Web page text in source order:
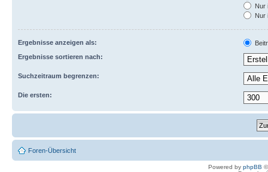
Nur
Nur
Ergebnisse anzeigen als:
Ergebnisse sortieren nach:
Suchzeitraum begrenzen:
Die ersten:
Foren-Übersicht
Powered by phpBB